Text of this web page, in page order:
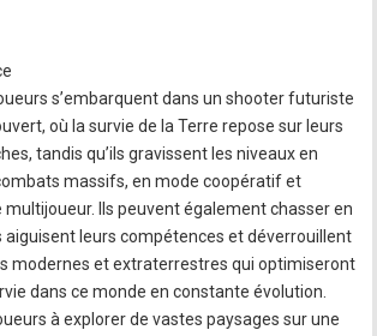
s’embarquent dans un shooter futuriste
où la survie de la Terre repose sur leurs
tandis qu’ils gravissent les niveaux en
massifs, en mode coopératif et
multijoueur. Ils peuvent également chasser en
aiguisent leurs compétences et déverrouillent
modernes et extraterrestres qui optimiseront
dans ce monde en constante évolution.
à explorer de vastes paysages sur une